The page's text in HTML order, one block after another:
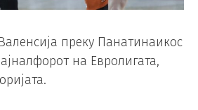
преку Панатинаикос
на Евролигата,